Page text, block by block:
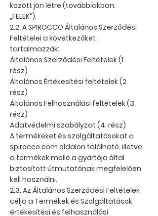
között jön létre (továbbiakban:
„FELEK”).
2.2. A SPIROCCO Általános Szerződési
Feltételei a következőket
tartalmazzák:
Általános Szerződési Feltételek (1.
rész)
Általános Értékesítési feltételek (2.
rész)
Általános Felhasználási feltételek (3.
rész)
Adatvédelmi szabályzat (4. rész)
A termékeket és szolgáltatásokat a
spirocco.com oldalon található, illetve
a termékek mellé a gyártója által
biztosított útmutatónak megfelelően
kell használni.
2.3. Az Általános Szerződési Feltételek
célja a Termékek és Szolgáltatások
értékesítési és felhasználási